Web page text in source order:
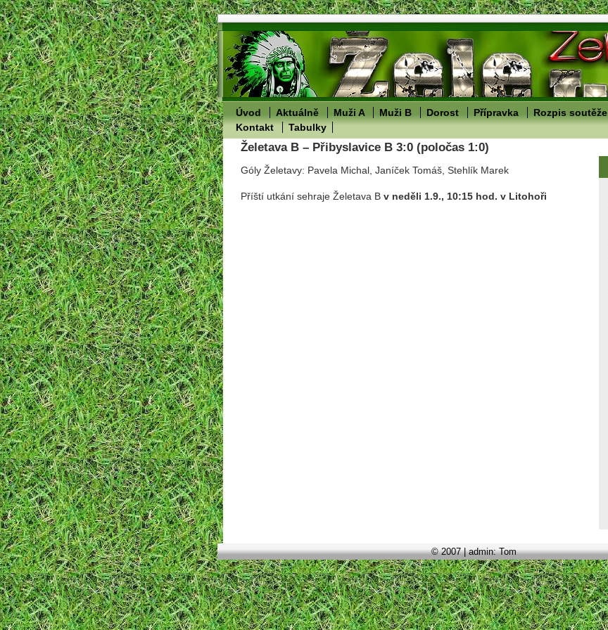
Úvod Aktuálně Muži A Muži B Dorost Přípravka Rozpis soutěže
Kontakt
Tabulky
Želetava B – Přibyslavice B 3:0 (poločas 1:0)
Góly Želetavy: Pavela Michal, Janíček Tomáš, Stehlík Marek
Příští utkání sehraje Želetava B v neděli 1.9., 10:15 hod. v Litohoři
© 2007 | admin: Tom